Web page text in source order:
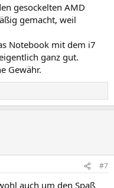
gesockelten AMD
gemacht, weil
Notebook mit dem i7
ganz gut.
Gewähr.
#7
auch um den Spaß